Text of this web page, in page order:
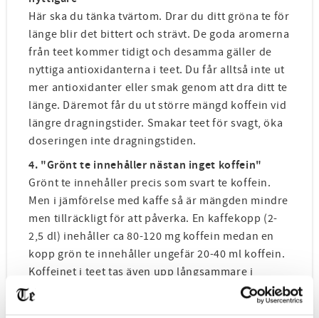
Här ska du tänka tvärtom. Drar du ditt gröna te för
länge blir det bittert och strävt. De goda aromerna
från teet kommer tidigt och desamma gäller de
nyttiga antioxidanterna i teet. Du får alltså inte ut
mer antioxidanter eller smak genom att dra ditt te
länge. Däremot får du ut större mängd koffein vid
längre dragningstider. Smakar teet för svagt, öka
doseringen inte dragningstiden.
4. "Grönt te innehåller nästan inget koffein"
Grönt te innehåller precis som svart te koffein.
Men i jämförelse med kaffe så är mängden mindre
men tillräckligt för att påverka. En kaffekopp (2-
2,5 dl) inehåller ca 80-120 mg koffein medan en
kopp grön te innehåller ungefär 20-40 ml koffein.
Koffeinet i teet tas även upp långsammare i
jämförelse med kaffe tack vare ett ämne kallat L-